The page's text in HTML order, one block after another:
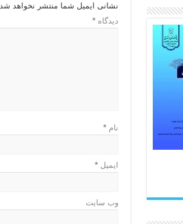
نشانی ایمیل شما منتشر نخواهد شد.
دیدگاه*
نام*
ایمیل*
وب‌ سایت